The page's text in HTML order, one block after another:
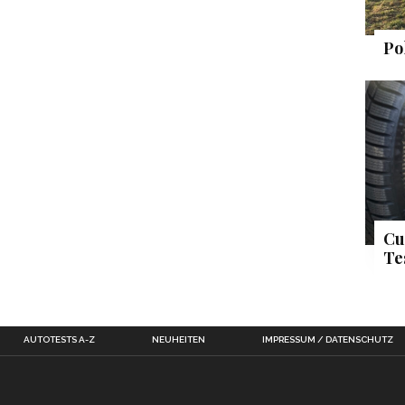
AUTOTESTS A-Z NEUHEITEN IMPRESSUM / DATENSCHUTZ